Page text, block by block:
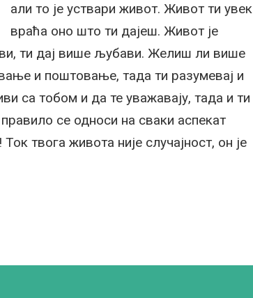
али то је уствари живот. Живот ти увек
враћа оно што ти дајеш. Живот је
ти дај више љубави. Желиш ли више
и поштовање, тада ти разумевај и
са тобом и да те уважавају, тада и ти
се односи на сваки аспекат
твога живота није случајност, он је